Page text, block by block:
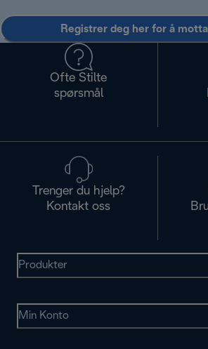
Registrer deg her for å
Ofte Stilte
spørsmål
Trenger du hjelp?
Kontakt oss
Produkter
Min Konto